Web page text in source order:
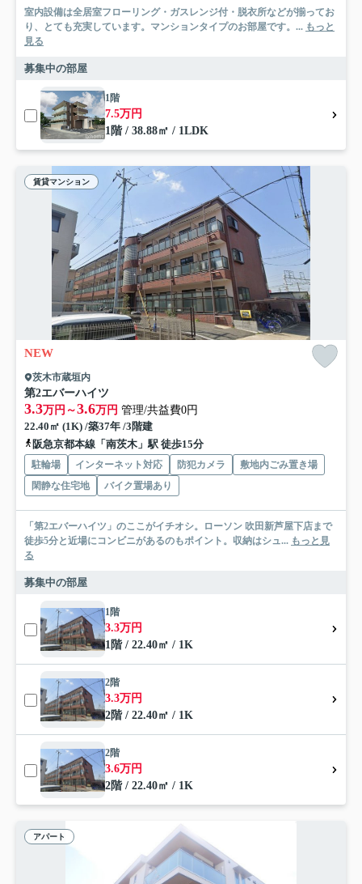
室内設備は全居室フローリング・ガスレンジ付・脱衣所などが揃ってお
り、とても充実しています。マンションタイプのお部屋です。... もっと
見る
募集中の部屋
1階
7.5万円
1階 / 38.88㎡ / 1LDK
賃貸マンション
NEW
茨木市蔵垣内
第2エバーハイツ
3.3万円～3.6万円 管理/共益費0円
22.40㎡ (1K) /築37年 /3階建
阪急京都本線「南茨木」駅 徒歩15分
駐輪場 インターネット対応 防犯カメラ
敷地内ごみ置き場
閑静な住宅地
バイク置場あり
「第2エバーハイツ」のここがイチオシ。ローソン 吹田新芦屋下店まで
徒歩5分と近場にコンビニがあるのもポイント。収納はシュ... もっと見
る
募集中の部屋
1階
3.3万円
1階 / 22.40㎡ / 1K
2階
3.3万円
2階 / 22.40㎡ / 1K
2階
3.6万円
2階 / 22.40㎡ / 1K
アパート